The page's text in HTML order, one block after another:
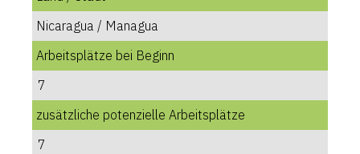
Nicaragua / Managua
Arbeitsplätze bei Beginn
7
zusätzliche potenzielle Arbeitsplätze
7